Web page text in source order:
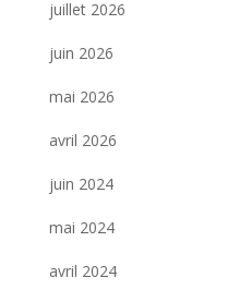
juillet 2026
juin 2026
mai 2026
avril 2026
juin 2024
mai 2024
avril 2024